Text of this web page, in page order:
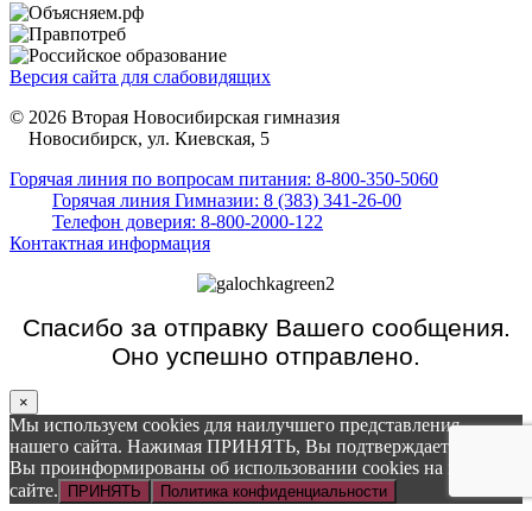
Версия сайта для слабовидящих
© 2026 Вторая Новосибирская гимназия
Новосибирск, ул. Киевская, 5
Горячая линия по вопросам питания: 8-800-350-5060
Горячая линия Гимназии: 8 (383) 341-26-00
Телефон доверия: 8-800-2000-122
Контактная информация
Спасибо за отправку Вашего сообщения.
Оно успешно отправлено.
×
Мы используем cookies для наилучшего представления
нашего сайта. Нажимая ПРИНЯТЬ, Вы подтверждаете то, что
Вы проинформированы об использовании cookies на нашем
сайте.
ПРИНЯТЬ Политика конфиденциальности